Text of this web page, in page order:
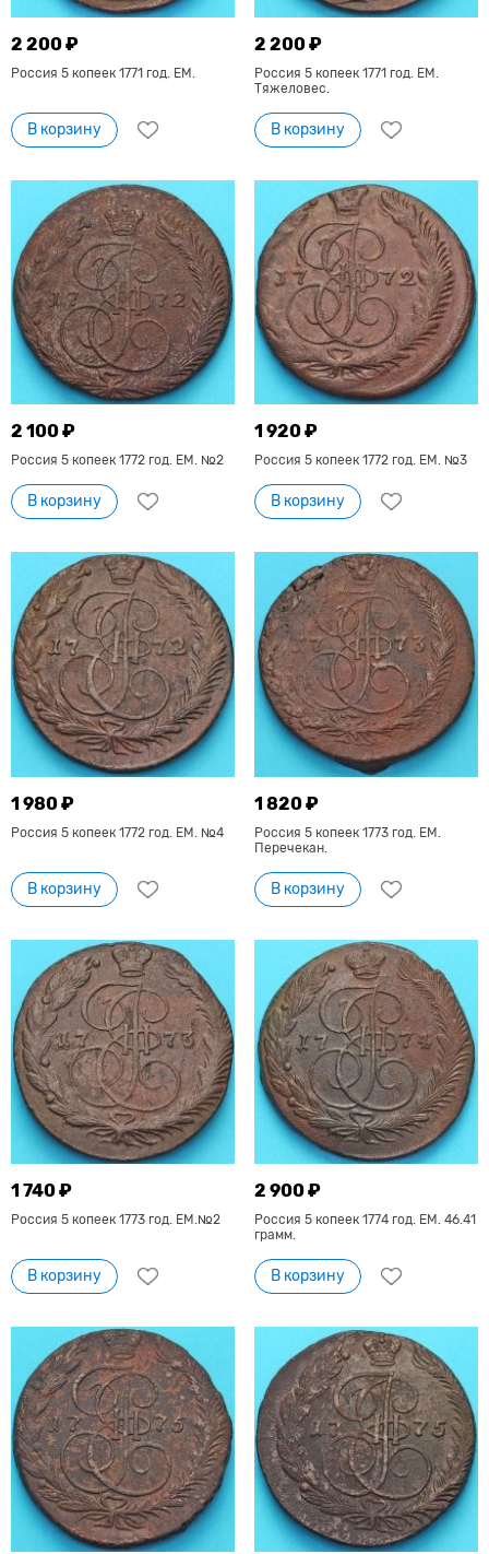
2 200 ₽
Россия 5 копеек 1771 год. ЕМ.
В корзину
2 200 ₽
Россия 5 копеек 1771 год. ЕМ.
Тяжеловес.
В корзину
2 100 ₽
Россия 5 копеек 1772 год. ЕМ. №2
В корзину
1 920 ₽
Россия 5 копеек 1772 год. ЕМ. №3
В корзину
1 980 ₽
Россия 5 копеек 1772 год. ЕМ. №4
В корзину
1 820 ₽
Россия 5 копеек 1773 год. ЕМ.
Перечекан.
В корзину
1 740 ₽
Россия 5 копеек 1773 год. ЕМ.№2
В корзину
2 900 ₽
Россия 5 копеек 1774 год. ЕМ. 46.41
грамм.
В корзину